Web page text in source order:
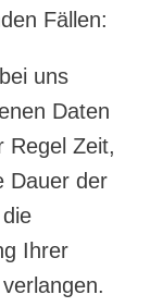
Fällen:
uns
Daten
Regel Zeit,
Dauer der
Ihrer